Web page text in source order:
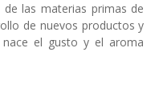
las materias primas de
de nuevos productos y
el gusto y el aroma